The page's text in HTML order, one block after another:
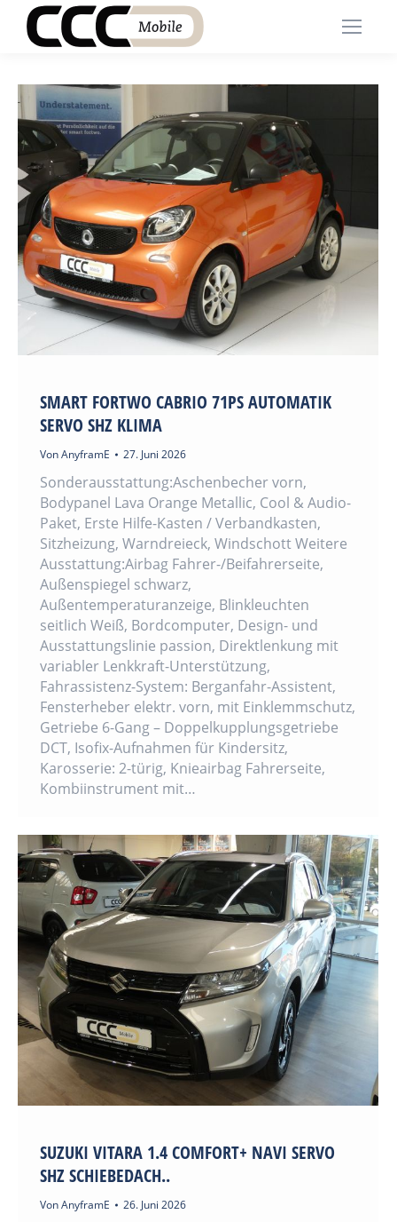
SMART FORTWO CABRIO 71PS AUTOMATIK
SERVO SHZ KLIMA
VonAnyframE 27. Juni 2026
Sonderausstattung:Aschenbecher vorn,
Bodypanel Lava Orange Metallic, Cool & Audio-
Paket, Erste Hilfe-Kasten / Verbandkasten,
Sitzheizung, Warndreieck, Windschott Weitere
Ausstattung:Airbag Fahrer-/Beifahrerseite,
Außenspiegel schwarz,
Außentemperaturanzeige, Blinkleuchten
seitlich Weiß, Bordcomputer, Design- und
Ausstattungslinie passion, Direktlenkung mit
variabler Lenkkraft-Unterstützung,
Fahrassistenz-System: Berganfahr-Assistent,
Fensterheber elektr. vorn, mit Einklemmschutz,
Getriebe 6-Gang – Doppelkupplungsgetriebe
DCT, Isofix-Aufnahmen für Kindersitz,
Karosserie: 2-türig, Knieairbag Fahrerseite,
Kombiinstrument mit…
SUZUKI VITARA 1.4 COMFORT+ NAVI SERVO
SHZ SCHIEBEDACH..
VonAnyframE 26. Juni 2026